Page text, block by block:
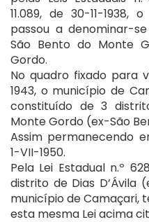
11.089, de 30-11-
passou a denominar-
São Bento do Monte
Gordo.
No quadro fixado para
1943, o município de
constituído de 3
Monte Gordo (ex-São
Assim permanecendo
1-VII-1950.
Pela Lei Estadual n.º
distrito de Dias D’Ávila
município de Camaçari,
esta mesma Lei acima